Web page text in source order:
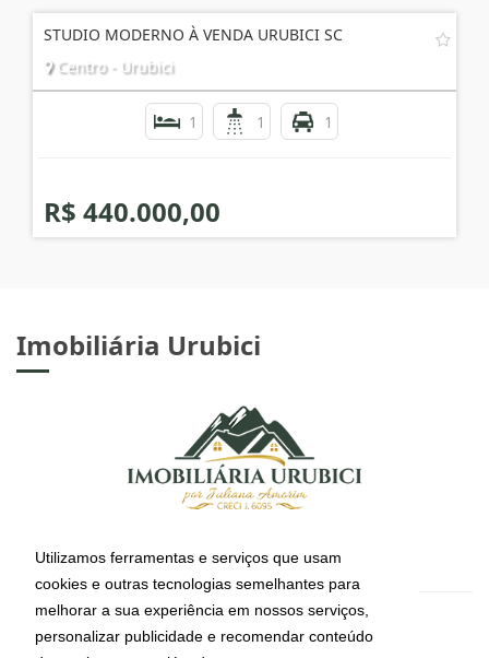
Utilizamos ferramentas e serviços que usam
cookies e outras tecnologias semelhantes para
melhorar a sua experiência em nossos serviços,
personalizar publicidade e recomendar conteúdo
STUDIO MODERNO À VENDA URUBICI SC
Centro - Urubici
1 1 1
R$ 440.000,00
Imobiliária Urubici
CRECI: J-6095